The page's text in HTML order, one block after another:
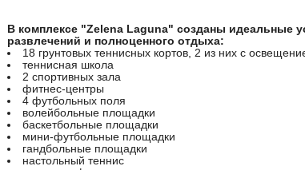
В комплексе "Zelena Laguna" созданы идеальные
развлечений и полноценного отдыха:
18 грунтовых теннисных кортов, 2 из них с
теннисная школа
2 спортивных зала
фитнес-центры
4 футбольных поля
волейбольные площадки
баскетбольные площадки
мини-футбольные площадки
гандбольные площадки
настольный теннис